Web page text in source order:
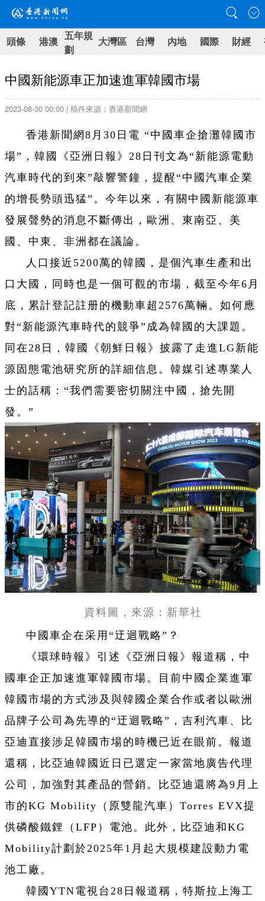
頭條 港澳 五年規
劃
大灣區 台灣 內地 國際 財經
中國新能源車正加速進軍韓國市場
2023-08-30 00:00 | 稿件來源：香港新聞網
香港新聞網8月30日電 “中國車企搶灘韓國市
場”，韓國《亞洲日報》28日刊文為“新能源電動
汽車時代的到來”敲響警鐘，提醒“中國汽車企業
的增長勢頭迅猛”。今年以來，有關中國新能源車
發展聲勢的消息不斷傳出，歐洲、東南亞、美
國、中東、非洲都在議論。
人口接近5200萬的韓國，是個汽車生產和出
口大國，同時也是一個可觀的市場，截至今年6月
底，累計登記註册的機動車超2576萬輛。如何應
對“新能源汽車時代的競爭”成為韓國的大課題。
同在28日，韓國《朝鮮日報》披露了走進LG新能
源固態電池研究所的詳細信息。韓媒引述專業人
士的話稱：“我們需要密切關注中國，搶先開
發。”
資料圖，來源：新華社
中國車企在采用“迂迴戰略”？
《環球時報》引述《亞洲日報》報道稱，中
國車企正加速進軍韓國市場。目前中國企業進軍
韓國市場的方式涉及與韓國企業合作或者以歐洲
品牌子公司為先導的“迂迴戰略”，吉利汽車、比
亞迪直接涉足韓國市場的時機已近在眼前。報道
還稱，比亞迪韓國近日已選定一家當地廣告代理
公司，加強對其產品的營銷。比亞迪還將為9月上
市的KG Mobility（原雙龍汽車）Torres EVX提
供磷酸鐵鋰（LFP）電池。此外，比亞迪和KG
Mobility計劃於2025年1月起大規模建設動力電
池工廠。
韓國YTN電視台28日報道稱，特斯拉上海工